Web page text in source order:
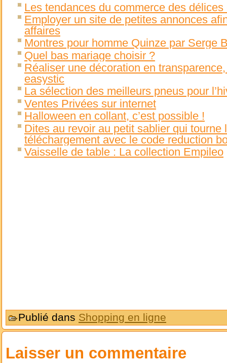
Les tendances du commerce des
Employer un site de petites annonces
affaires
Montres pour homme Quinze par Serge
Quel bas mariage choisir ?
Réaliser une décoration en
easystic
La sélection des meilleurs pneus pour
Ventes Privées sur internet
Halloween en collant, c’est possible !
Dites au revoir au petit sablier qui tourne
téléchargement avec le code reduction
Vaisselle de table : La collection Empileo
Publié dans Shopping en ligne
Laisser un commentaire